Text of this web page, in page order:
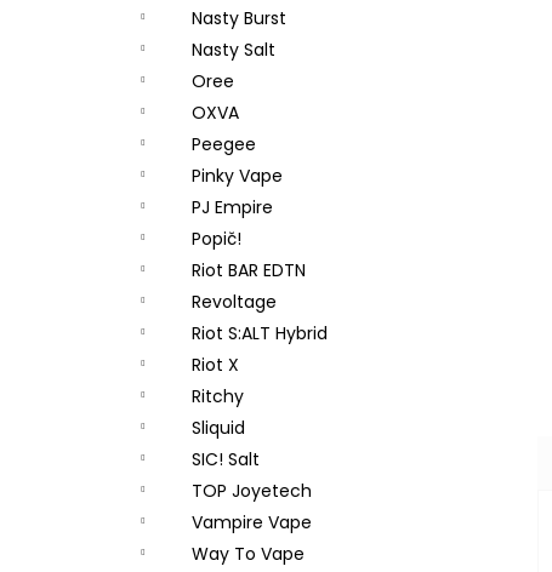
Nasty Burst
Nasty Salt
Oree
OXVA
Peegee
Pinky Vape
PJ Empire
Popič!
Riot BAR EDTN
Revoltage
Riot S:ALT Hybrid
Riot X
Ritchy
Sliquid
SIC! Salt
TOP Joyetech
Vampire Vape
Way To Vape